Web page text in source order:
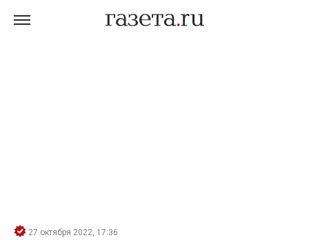
27 октября 2022, 17:36